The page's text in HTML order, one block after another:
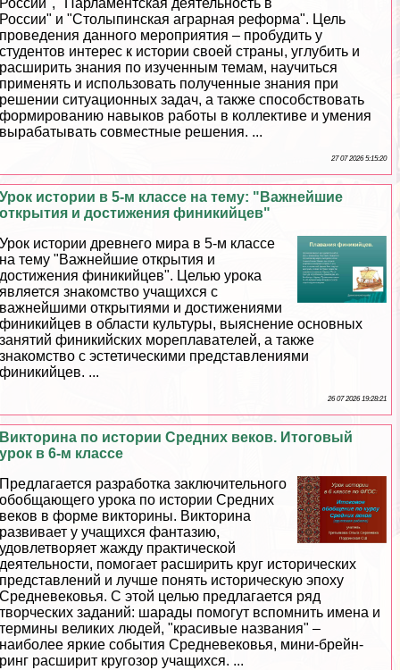
России", "Парламентская деятельность в
России" и "Столыпинская аграрная реформа". Цель
проведения данного мероприятия – пробудить у
студентов интерес к истории своей страны, углубить и
расширить знания по изученным темам, научиться
применять и использовать полученные знания при
решении ситуационных задач, а также способствовать
формированию навыков работы в коллективе и умения
выpaбатывать совместные решения. ...
27 07 2026 5:15:20
Урок истории в 5-м классе на тему: "Важнейшие
открытия и достижения финикийцев"
Урок истории древнего мира в 5-м классе
на тему "Важнейшие открытия и
достижения финикийцев". Целью урока
является знакомство учащихся с
важнейшими открытиями и достижениями
финикийцев в области культуры, выяснение основных
занятий финикийских мореплавателей, а также
знакомство с эстетическими представлениями
финикийцев. ...
26 07 2026 19:28:21
Викторина по истории Средних веков. Итоговый
урок в 6-м классе
Предлагается разработка заключительного
обобщающего урока по истории Средних
веков в форме викторины. Викторина
развивает у учащихся фантазию,
удовлетворяет жажду пpaктической
деятельности, помогает расширить круг исторических
представлений и лучше понять историческую эпоху
Средневековья. С этой целью предлагается ряд
творческих заданий: шарады помогут вспомнить имена и
термины великих людей, "красивые названия" –
наиболее яркие события Cредневековья, мини-брейн-
ринг расширит кругозор учащихся. ...